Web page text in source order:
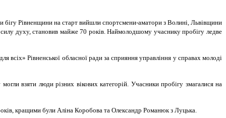
Рівненщини на старт вийшли спортсмени-аматори з Волині, Львівщини
духу, становив майже 70 років. Наймолодшому учаснику пробігу ледве
всіх» Рівненської обласної ради за сприяння управління у справах молоді
взяти люди різних вікових категорій. Учасники пробігу змагалися на
кращими були Аліна Коробова та Олександр Романюк з Луцька.